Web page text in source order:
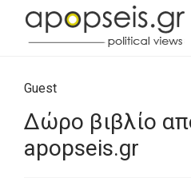
Guest
Δώρο βιβλίο
apopseis.gr